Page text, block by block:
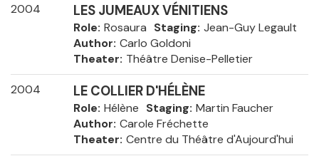
2004 LES JUMEAUX VÉNITIENS
Role Rosaura Staging Jean-Guy Legault
Author Carlo Goldoni
Theater Théâtre Denise-Pelletier
2004 LE COLLIER D'HÉLÈNE
Role Hélène Staging Martin Faucher
Author Carole Fréchette
Theater Centre du Théâtre d'Aujourd'hui